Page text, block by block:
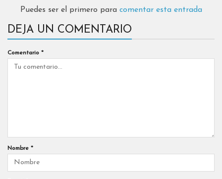
Puedes ser el primero para comentar esta entrada
DEJA UN COMENTARIO
Comentario *
Nombre *